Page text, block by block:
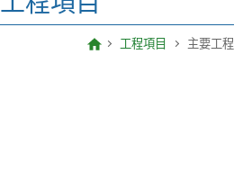
工程項目 主要工程